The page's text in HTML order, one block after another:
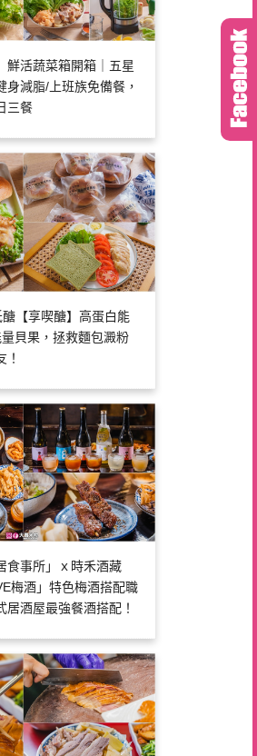
鮮活蔬菜箱開箱｜五星
身減脂/上班族免備餐，
三餐
【享喫醣】高蛋白能
貝果，拯救麵包澱粉
！
食事所」ｘ時禾酒藏
梅酒」特色梅酒搭配職
居酒屋最強餐酒搭配！